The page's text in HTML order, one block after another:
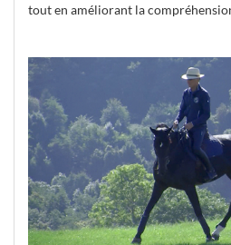
tout en améliorant la